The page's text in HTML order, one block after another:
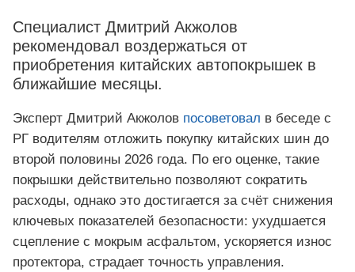
Специалист Дмитрий Акжолов
рекомендовал воздержаться от
приобретения китайских автопокрышек в
ближайшие месяцы.
Эксперт Дмитрий Акжолов посоветовал в беседе с
РГ водителям отложить покупку китайских шин до
второй половины 2026 года. По его оценке, такие
покрышки действительно позволяют сократить
расходы, однако это достигается за счёт снижения
ключевых показателей безопасности: ухудшается
сцепление с мокрым асфальтом, ускоряется износ
протектора, страдает точность управления.